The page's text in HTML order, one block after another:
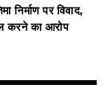
निर्माण पर विवाद,
करने का आरोप